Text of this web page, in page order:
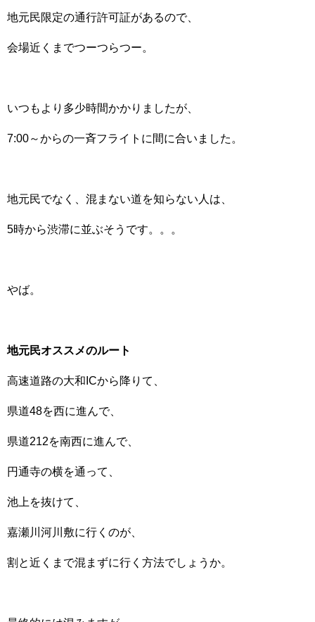
地元民限定の通行許可証があるので、
会場近くまでつーつらつー。
いつもより多少時間かかりましたが、
7:00～からの一斉フライトに間に合いました。
地元民でなく、混まない道を知らない人は、
5時から渋滞に並ぶそうです。。。
やば。
地元民オススメのルート
高速道路の大和ICから降りて、
県道48を西に進んで、
県道212を南西に進んで、
円通寺の横を通って、
池上を抜けて、
嘉瀬川河川敷に行くのが、
割と近くまで混まずに行く方法でしょうか。